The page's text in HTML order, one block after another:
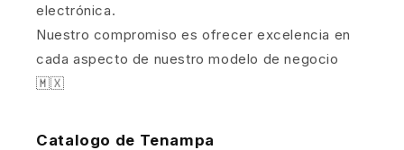
electrónica.
Nuestro compromiso es ofrecer excelencia en
cada aspecto de nuestro modelo de negocio
🇲🇽
Catalogo de Tenampa